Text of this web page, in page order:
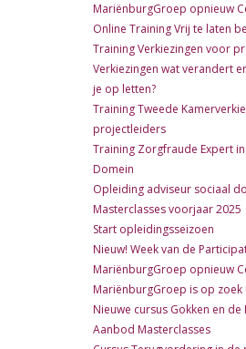
MariënburgGroep opnieuw
Online Training Vrij te laten
Training Verkiezingen voor
Verkiezingen wat verandert
je op letten?
Training Tweede
projectleiders
Training Zorgfraude Expert
Domein
Opleiding adviseur sociaal
Masterclasses voorjaar 2025
Start opleidingsseizoen
Nieuw! Week van de
MariënburgGroep opnieuw
MariënburgGroep is op zoek
Nieuwe cursus Gokken en
Aanbod Masterclasses